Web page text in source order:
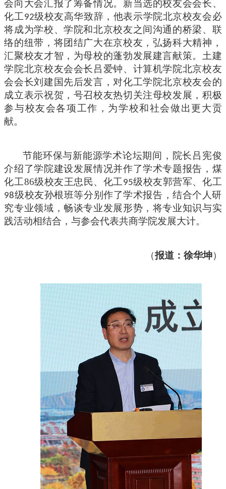
会向大会汇报了筹备情况。新当选的校友会会长、
化工 92级校友高华致辞，他表示学院北京校友会必
将成为学校、学院和北京校友之间沟通的桥梁、联
络的纽带，将团结广大在京校友，弘扬科大精神，
汇聚校友才智，为母校的蓬勃发展建言献策。土建
学院北京校友会会长吕爱钟、计算机学院北京校友
会会长刘建国先后发言，对化工学院北京校友会的
成立表示祝贺，号召校友热切关注母校发展，积极
参与校友会各项工作，为学校和社会做出更大贡
献。
节能环保与新能源学术论坛期间，院长吕宪俊
介绍了学院建设发展情况并作了学术专题报告，煤
化工86级校友王忠民、化工 95级校友郭营军、化工
98级校友孙根班等分别作了学术报告，结合个人研
究专业领域，畅谈专业发展形势，将专业知识与实
践活动相结合，与参会代表共商学院发展大计。
（报道：徐华坤）